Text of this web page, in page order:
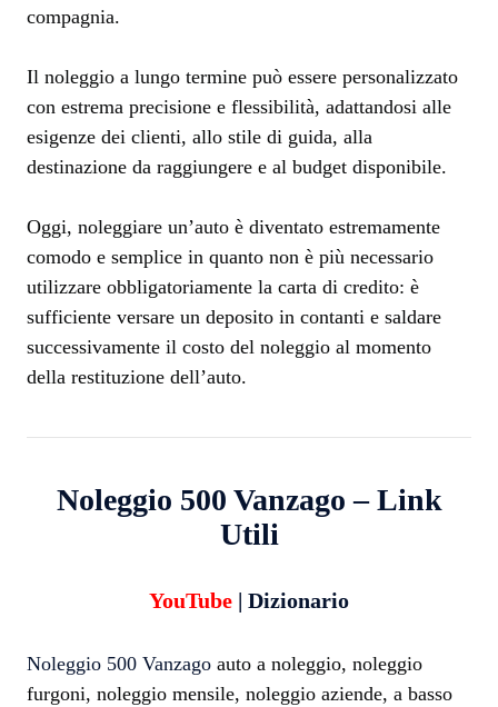
compagnia.
Il noleggio a lungo termine può essere personalizzato
con estrema precisione e flessibilità, adattandosi alle
esigenze dei clienti, allo stile di guida, alla
destinazione da raggiungere e al budget disponibile.
Oggi, noleggiare un’auto è diventato estremamente
comodo e semplice in quanto non è più necessario
utilizzare obbligatoriamente la carta di credito: è
sufficiente versare un deposito in contanti e saldare
successivamente il costo del noleggio al momento
della restituzione dell’auto.
Noleggio 500 Vanzago – Link
Utili
YouTube | Dizionario
Noleggio 500 Vanzago auto a noleggio, noleggio
furgoni, noleggio mensile, noleggio aziende, a basso